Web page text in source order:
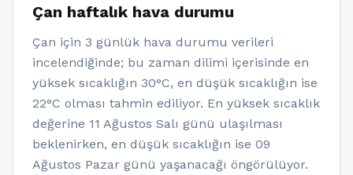
Çan haftalık hava durumu
Çan için 3 günlük hava durumu verileri
incelendiğinde; bu zaman dilimi içerisinde en
yüksek sıcaklığın 30°C, en düşük sıcaklığın ise
22°C olması tahmin ediliyor. En yüksek sıcaklık
değerine 11 Ağustos Salı günü ulaşılması
beklenirken, en düşük sıcaklığın ise 09
Ağustos Pazar günü yaşanacağı öngörülüyor.